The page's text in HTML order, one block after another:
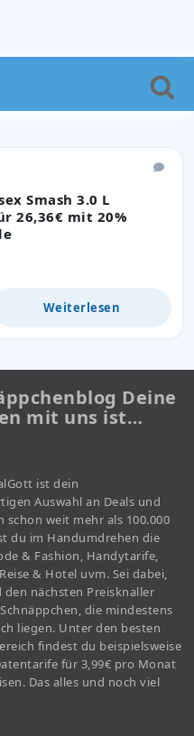
Smash 3.0 L
26,36€ mit 20%
Weiterlesen
Deine
mit uns ist…
ist dein
Auswahl an Deals und
schon weit mehr als 100.000
du im Handumdrehen die
& Fashion, Handytarife,
& Hotel uvm. Sei dabei,
nächsten Preisknaller
die mindestens
liegen. Unter den besten
findest du beispielsweise
für 3,99€ pro Monat
Das alles und noch viel